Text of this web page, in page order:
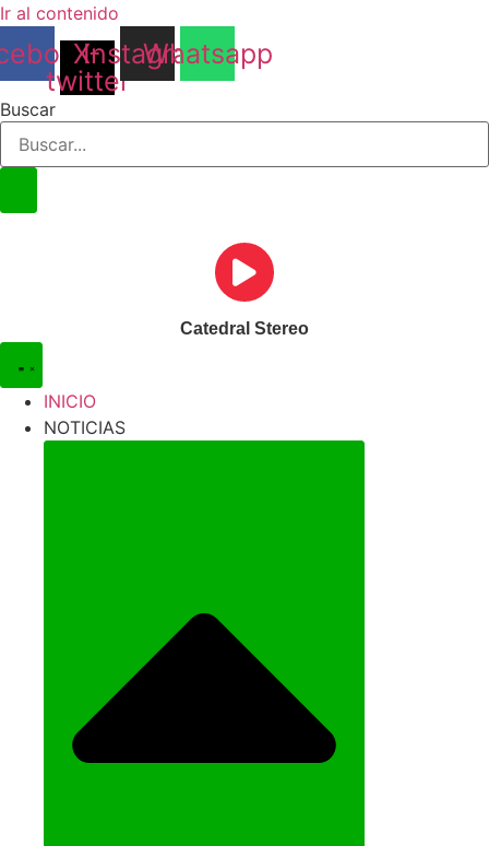
Ir al contenido
X-
twitter
Instagram
Whatsapp
Buscar
Catedral Stereo
INICIO
NOTICIAS